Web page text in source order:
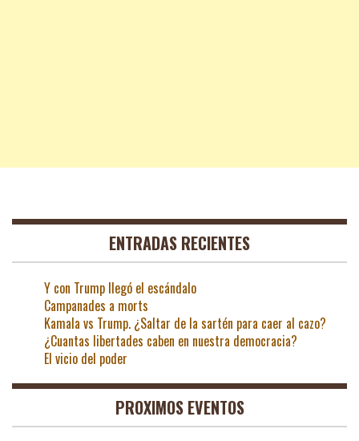
ENTRADAS RECIENTES
Y con Trump llegó el escándalo
Campanades a morts
Kamala vs Trump. ¿Saltar de la sartén para caer al cazo?
¿Cuantas libertades caben en nuestra democracia?
El vicio del poder
PROXIMOS EVENTOS